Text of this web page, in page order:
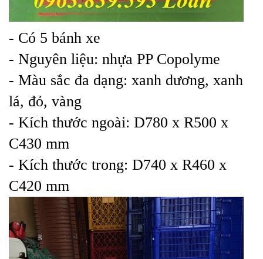
- Có 5 bánh xe
- Nguyên liệu: nhựa PP Copolyme
- Màu sắc đa dạng: xanh dương, xanh
lá, đỏ, vàng
- Kích thước ngoài: D780 x R500 x
C430 mm
- Kích thước trong: D740 x R460 x
C420 mm